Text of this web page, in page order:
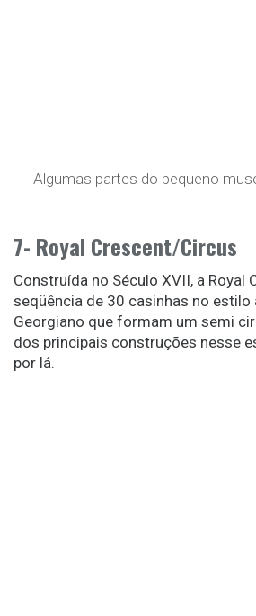
Algumas partes do pequeno
7- Royal Crescent/Circus
Construída no Século XVII, a Royal
seqüência de 30 casinhas no
Georgiano que formam um semi
dos principais construções nesse
por lá.